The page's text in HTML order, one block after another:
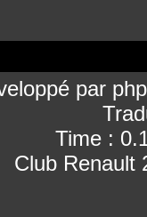
par
Time :
Club Renault